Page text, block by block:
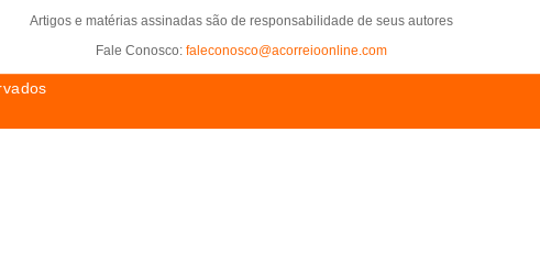
Artigos e matérias assinadas são de responsabilidade de seus autores
Fale Conosco: faleconosco@acorreioonline.com